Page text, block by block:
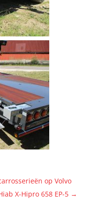
op Volvo
X-Hipro 658 EP-5 →